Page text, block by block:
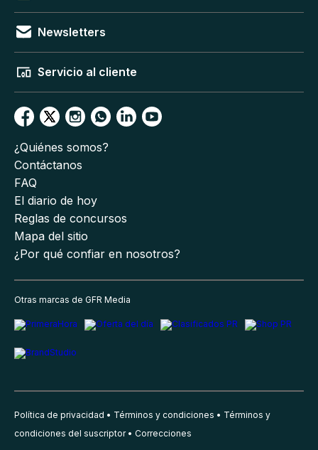
Newsletters
Servicio al cliente
¿Quiénes somos?
Contáctanos
FAQ
El diario de hoy
Reglas de concursos
Mapa del sitio
¿Por qué confiar en nosotros?
Otras marcas de GFR Media
Política de privacidad Términos y condiciones
Términos y
condiciones del suscriptor
Correcciones